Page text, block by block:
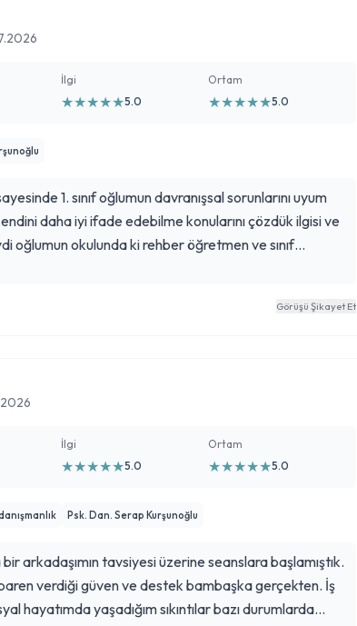
İlgi
★★★★★5.0
Ortam
★★★★★5.0
1. sınıf oğlumun davranışsal sorunlarını uyum
daha iyi ifade edebilme konularını çözdük ilgisi ve
oğlumun okulunda ki rehber öğretmen ve sınıf
geçerek beni ve oğlumu destekleyip konularla
Görüşü Şikayet Et
İlgi
★★★★★5.0
Ortam
★★★★★5.0
Psk. Dan. Serap Kurşunoğlu
bir arkadaşımın tavsiyesi üzerine seanslara başlamıştık.
verdiği güven ve destek bambaşka gerçekten. İş
hayatımda yaşadığım sıkıntılar bazı durumlarda